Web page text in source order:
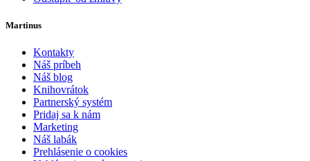
Martinus
Kontakty
Náš príbeh
Náš blog
Knihovrátok
Partnerský systém
Pridaj sa k nám
Marketing
Náš labák
Prehlásenie o cookies